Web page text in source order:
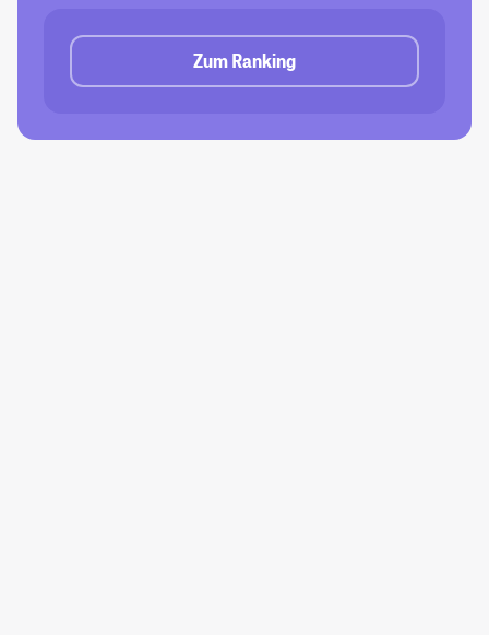
Zum Ranking